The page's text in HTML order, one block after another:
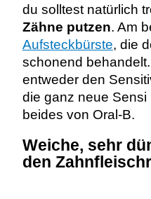
du solltest natürlich
Zähne putzen. Am
Aufsteckbürste, die
schonend
entweder den
die ganz neue Sensi
beides von Oral-B.
Weiche, sehr
den